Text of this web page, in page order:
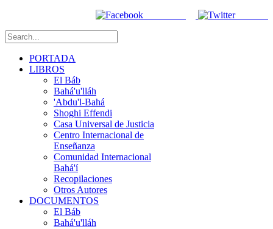
PORTADA
LIBROS
El Báb
Bahá'u'lláh
'Abdu'l-Bahá
Shoghi Effendi
Casa Universal de Justicia
Centro Internacional de
Enseñanza
Comunidad Internacional
Bahá'í
Recopilaciones
Otros Autores
DOCUMENTOS
El Báb
Bahá'u'lláh